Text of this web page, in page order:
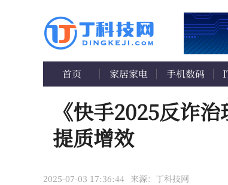
首页 家居家电 手机数码
《快手2025反诈
提质增效
2025-07-03 17:36:44 来源：丁科技网